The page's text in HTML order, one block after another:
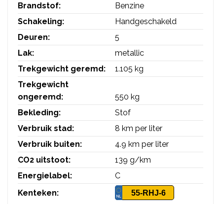
Brandstof:
Benzine
Schakeling:
Handgeschakeld
Deuren:
5
Lak:
metallic
Trekgewicht geremd:
1.105 kg
Trekgewicht
ongeremd:
550 kg
Bekleding:
Stof
Verbruik stad:
8 km per liter
Verbruik buiten:
4.9 km per liter
CO2 uitstoot:
139 g/km
Energielabel:
C
Kenteken:
55-RHJ-6